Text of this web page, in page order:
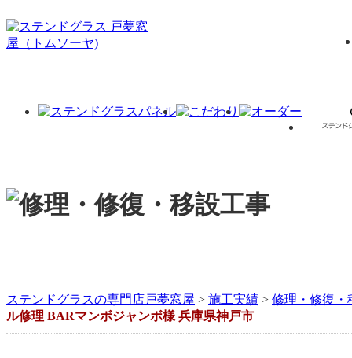
ステンドグラスの専門店戸夢窓屋 > 施工実績 > 修理・修復・
ル修理 BARマンボジャンボ様 兵庫県神戸市